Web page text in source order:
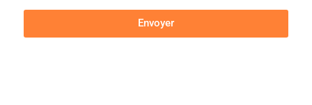
Envoyer